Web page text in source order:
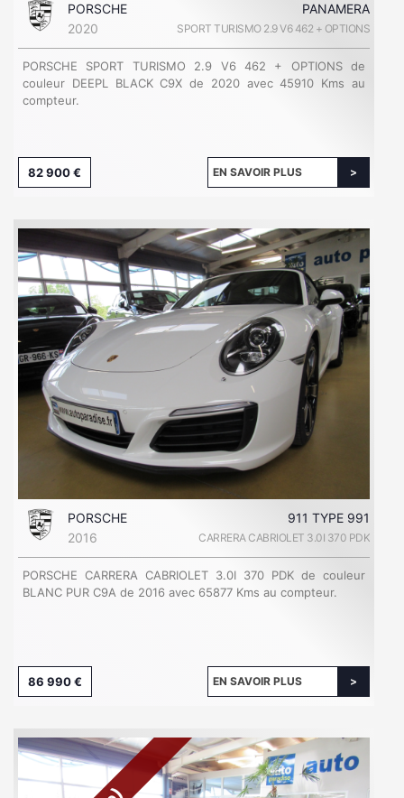
PORSCHE
PANAMERA
2020
SPORT TURISMO 2.9 V6 462 + OPTIONS
PORSCHE SPORT TURISMO 2.9 V6 462 + OPTIONS de
couleur DEEPL BLACK C9X de 2020 avec 45910 Kms au
compteur.
82 900 € EN SAVOIR PLUS
PORSCHE
911 TYPE 991
2016
CARRERA CABRIOLET 3.0I 370 PDK
PORSCHE CARRERA CABRIOLET 3.0I 370 PDK de couleur
BLANC PUR C9A de 2016 avec 65877 Kms au compteur.
86 990 € EN SAVOIR PLUS